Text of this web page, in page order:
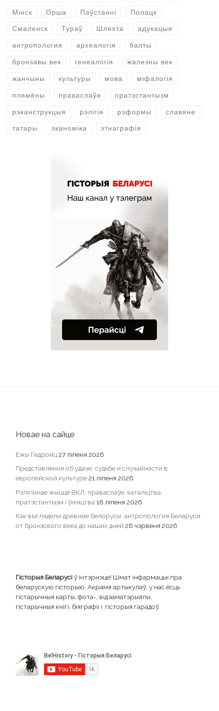
Мінск Орша Паўстанні Полацк
Смаленск Тураў Шляхта адукацыя
антропология археалогія балты
бронзавы век генеалогія жалезны век
жанчыны культуры мова міфалогія
плямёны праваслаўе пратэстантызм
рэканструкцыя рэлігія рэформы славяне
татары эканоміка этнаграфія
Новае на сайце
Ежы Гедройц 27 ліпеня 2026
Представления об удаче, судьбе и случайности в
европейской культуре21 ліпеня 2026
Рэлігійнае жыццё ВКЛ: праваслаўе, каталіцтва,
пратэстантызм і ўніяцтва 16 ліпеня 2026
Как выглядели древние белорусы: антропология Беларуси
от бронзового века до наших дней 26 чэрвеня 2026
Гісторыя Беларусіў інтэрнэце! Шмат інфармацыі пра
беларускую гісторыю. Акрамя артыкулаў, у нас ёсць
гістарычныя карты, фота-, відэаматэрыялы,
гістарычныя кнігі, біяграфіі і гісторыя гарадоў.